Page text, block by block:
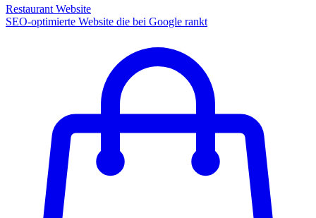
Restaurant Website
SEO-optimierte Website die bei Google rankt